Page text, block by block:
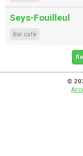
Seys-Fouilleul
Bar café
©